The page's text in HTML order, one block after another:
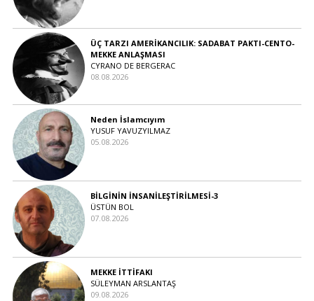
ÜÇ TARZI AMERİKANCILIK: SADABAT PAKTI-CENTO-
MEKKE ANLAŞMASI
CYRANO DE BERGERAC
08.08.2026
Neden İslamcıyım
YUSUF YAVUZYILMAZ
05.08.2026
BİLGİNİN İNSANİLEŞTİRİLMESİ-3
ÜSTÜN BOL
07.08.2026
MEKKE İTTİFAKI
SÜLEYMAN ARSLANTAŞ
09.08.2026